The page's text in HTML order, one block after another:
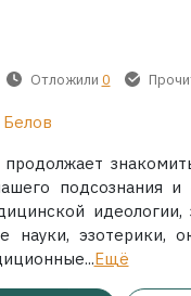
Отложили 0
подсознания
идеологии,
науки, эзотерики,
Ещё